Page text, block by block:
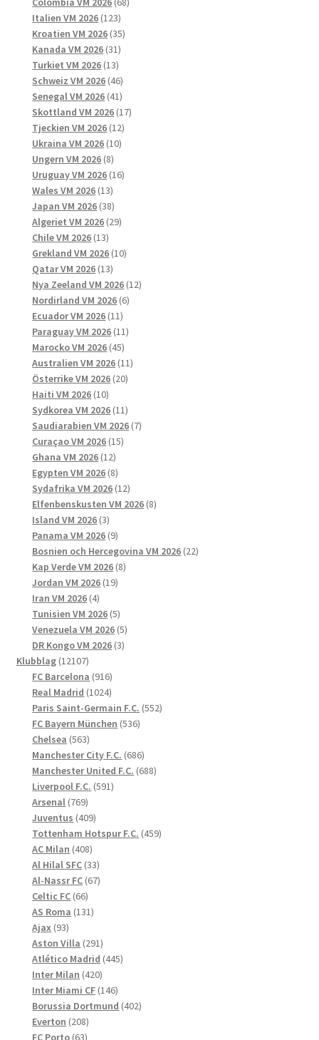
Italien VM 2026 123123
produkter
Kroatien VM 2026 3535
Kanada VM 2026 3131
produkter
Turkiet VM 2026 1313
produkter
Schweiz VM 2026 4646
produkter
Senegal VM 2026 4141
produkter
Skottland VM 2026 1717
Tjeckien VM 2026 1212
Ukraina VM 2026 1010
Ungern VM 2026 88
produkter
Uruguay VM 2026 1616
Wales VM 2026 1313
produkter
Japan VM 2026 3838
produkter
Algeriet VM 2026 2929
Chile VM 2026 1313
produkter
Grekland VM 2026 1010
Qatar VM 2026 1313
produkter
Nya Zeeland VM 2026 1212
Nordirland VM 2026 66
Ecuador VM 2026 1111
produkter
Paraguay VM 2026 1111
Marocko VM 2026 4545
produkter
Australien VM 2026 1111
Österrike VM 2026 2020
Haiti VM 2026 1010
produkter
Sydkorea VM 2026 1111
produkter
Saudiarabien VM 2026 77
Curaçao VM 2026 1515
Ghana VM 2026 1212
produkter
Egypten VM 2026 88
produkter
Sydafrika VM 2026 1212
produkter
Elfenbenskusten VM 2026 88
Island VM 2026 33
produkter
Panama VM 2026 99
produkter
Bosnien och Hercegovina VM 2026 2222
Kap Verde VM 2026 88
Jordan VM 2026 1919
Iran VM 2026 44
produkter
Tunisien VM 2026 55
produkter
Venezuela VM 2026 55
DR Kongo VM 2026 33
Klubblag 1210712107
produkter
FC Barcelona 916916
produkter
Real Madrid 10241024
produkter
Paris Saint-Germain F.C. 552552
FC Bayern München 536536
Chelsea 563563
produkter
Manchester City F.C. 686686
produkter
Manchester United F.C. 688688
Liverpool F.C. 591591
Arsenal 769769
produkter
Juventus 409409
produkter
Tottenham Hotspur F.C. 459459
AC Milan 408408
produkter
Al Hilal SFC 3333
produkter
Al-Nassr FC 6767
Celtic FC 6666
produkter
AS Roma 131131
Ajax 9393
produkter
Aston Villa 291291
produkter
Atlético Madrid 445445
Inter Milan 420420
produkter
Inter Miami CF 146146
produkter
Borussia Dortmund 402402
Everton 208208
produkter
FC Porto 6363